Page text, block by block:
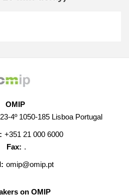
OMIP
4º 1050-185 Lisboa Portugal
+351 21 000 6000
Fax: .
omip@omip.pt
on OMIP